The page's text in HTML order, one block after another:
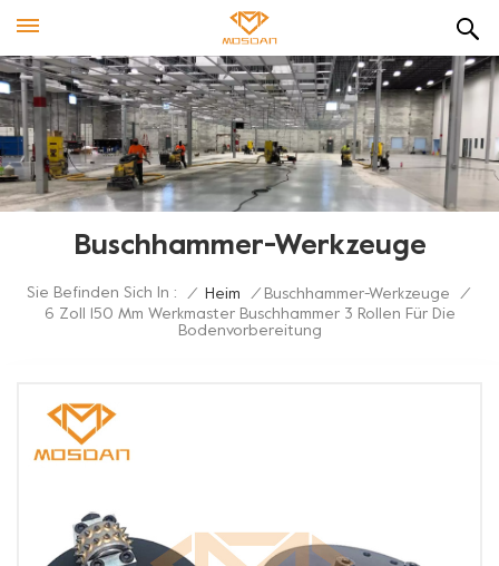
Buschhammer-Werkzeuge
Sie Befinden Sich In : / Heim / Buschhammer-Werkzeuge
/
6 Zoll 150 Mm Werkmaster Buschhammer 3 Rollen Für Die
Bodenvorbereitung